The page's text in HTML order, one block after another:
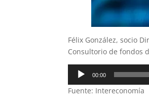
Félix González, socio
Consultorio de fondos
Reproductor
audio
00:00
Fuente: Intereconomía